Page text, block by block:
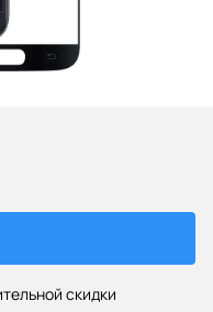
скидки